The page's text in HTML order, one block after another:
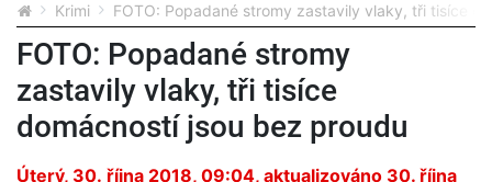
Krimi FOTO: Popadané stromy zastavily vlaky, tři tisíce
FOTO: Popadané stromy
zastavily vlaky, tři tisíce
domácností jsou bez proudu
Úterý, 30. října 2018, 09:04, aktualizováno 30. října